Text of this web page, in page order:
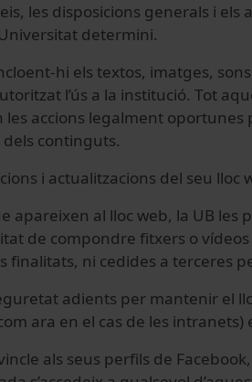
les disposicions generals i
determini.
hi els textos, imatges,
l’ús a la institució. Tot
les accions legalment
continguts.
i actualitzacions del seu lloc
apareixen al lloc web, la UB
de compondre fitxers o
finalitats, ni cedides a terceres
adients per mantenir el
ara en el cas de les
als seus perfils de